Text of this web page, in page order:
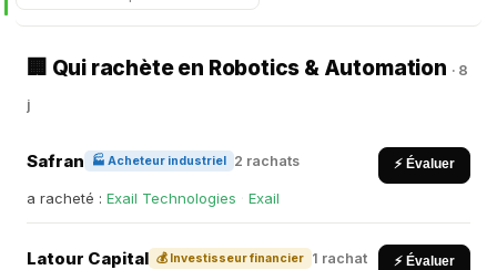
🏢 Qui rachète en Robotics & Automation · 8
j
Safran 🏭 Acheteur industriel 2 rachats ⚡ Évaluer
a racheté : Exail Technologies Exail
Latour Capital 💰 Investisseur financier 1 rachat ⚡ Évaluer